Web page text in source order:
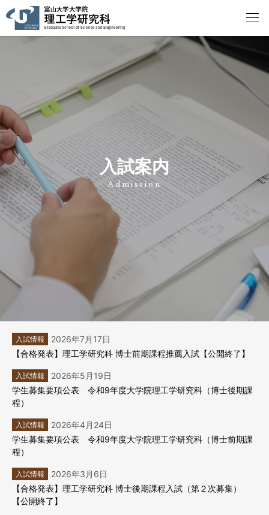
入試案内
Admission
入試情報
2026年7月17日
【合格発表】理工学研究科 博士前期課程推薦入試【公開終了】
入試情報
2026年5月19日
学生募集要項公表 令和9年度大学院理工学研究科（博士後期課
程）
入試情報
2026年4月24日
学生募集要項公表 令和9年度大学院理工学研究科（博士前期課
程）
入試情報
2026年3月6日
【合格発表】理工学研究科 博士後期課程入試（第２次募集）
【公開終了】